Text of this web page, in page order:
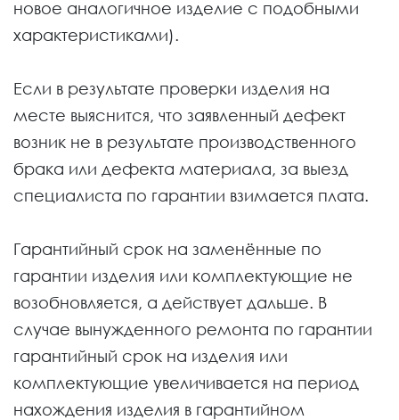
новое аналогичное изделие с подобными
характеристиками).
Если в результате проверки изделия на
месте выяснится, что заявленный дефект
возник не в результате производственного
брака или дефекта материала, за выезд
специалиста по гарантии взимается плата.
Гарантийный срок на заменённые по
гарантии изделия или комплектующие не
возобновляется, а действует дальше. В
случае вынужденного ремонта по гарантии
гарантийный срок на изделия или
комплектующие увеличивается на период
нахождения изделия в гарантийном